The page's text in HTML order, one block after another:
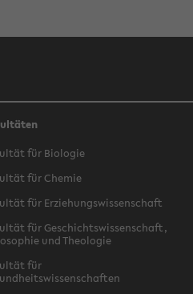
für Biologie
für Chemie
für Erziehungswissenschaft
für Geschichtswissenschaft,
und Theologie
für